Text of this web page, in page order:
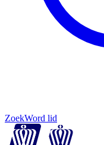
ZoekWord lid